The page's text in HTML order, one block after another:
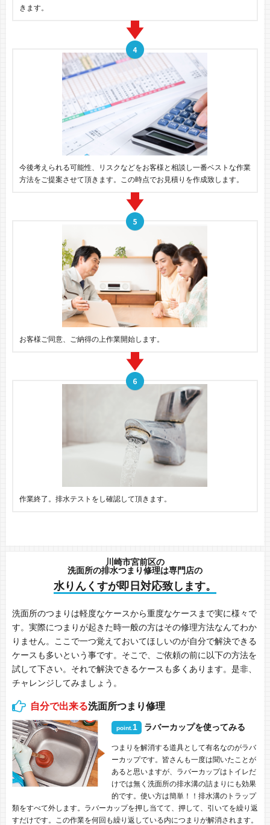
きます。
今後考えられる可能性、リスクなどをお客様と相談し一番ベストな作業
方法をご提案させて頂きます。この時点でお見積りを作成致します。
お客様ご同意、ご納得の上作業開始します。
作業終了。排水テストをし確認して頂きます。
川崎市宮前区の
洗面所の排水つまり修理は専門店の
水りんくすが即日対応致します。
洗面所のつまりは軽度なケースから重度なケースまで実に様々で
す。実際につまりが起きた時一般の方はその修理方法なんてわか
りません。ここで一つ覚えておいてほしいのが自分で解決できる
ケースも多いという事です。そこで、ご依頼の前に以下の方法を
試して下さい。それで解決できるケースも多くあります。是非、
チャレンジしてみましょう。
自分で出来る洗面所つまり修理
point. 1 ラバーカップを使ってみる
つまりを解消する道具として有名なのがラバ
ーカップです。皆さんも一度は聞いたことが
あると思いますが、ラバーカップはトイレだ
けでは無く洗面所の排水溝の詰まりにも効果
的です。使い方は簡単！！排水溝のトラップ
類をすべて外します。ラバーカップを押し当てて、押して、引いてを繰り返
すだけです。この作業を何回も繰り返している内につまりが解消されます。